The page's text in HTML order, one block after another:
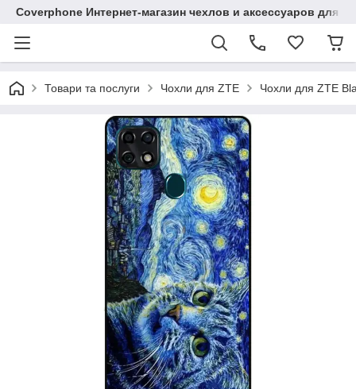
Coverphone Интернет-магазин чехлов и аксессуаров для
Товари та послуги Чохли для ZTE Чохли для ZTE